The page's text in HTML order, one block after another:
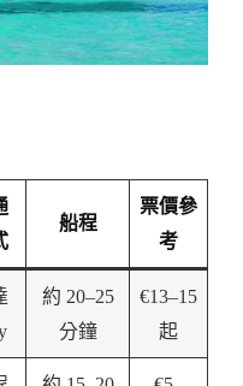
船程
票價參
考
約 20–25
分鐘
€13–15
起